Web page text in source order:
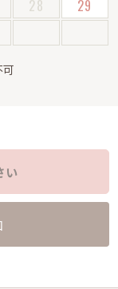
28
29
可
い